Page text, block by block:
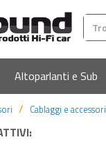
Altoparlanti e Sub
Cablaggi e accessori